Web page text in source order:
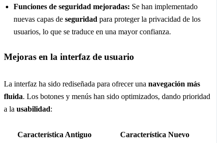
Funciones de seguridad mejoradas: Se han implementado
nuevas capas de seguridad para proteger la privacidad de los
usuarios, lo que se traduce en una mayor confianza.
Mejoras en la interfaz de usuario
La interfaz ha sido rediseñada para ofrecer una navegación más
fluida. Los botones y menús han sido optimizados, dando prioridad
a la usabilidad:
Característica Antiguo
Característica Nuevo